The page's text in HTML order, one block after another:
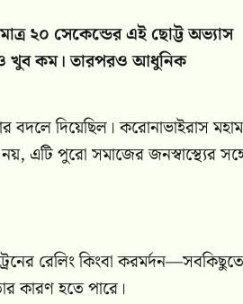
২০ সেকেন্ডের এই ছোট্ট অভ্যাস
খুব কম। তারপরও আধুনিক
বদলে দিয়েছিল। করোনাভাইরাস
এটি পুরো সমাজের জনস্বাস্থ্যের
রেলিং কিংবা
কারণ হতে পারে।